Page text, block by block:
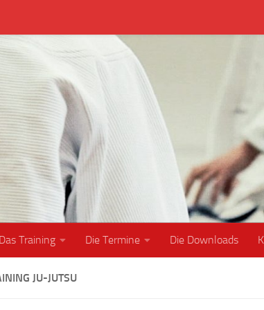
Das Training Die Termine Die Downloads
JU-JUTSU